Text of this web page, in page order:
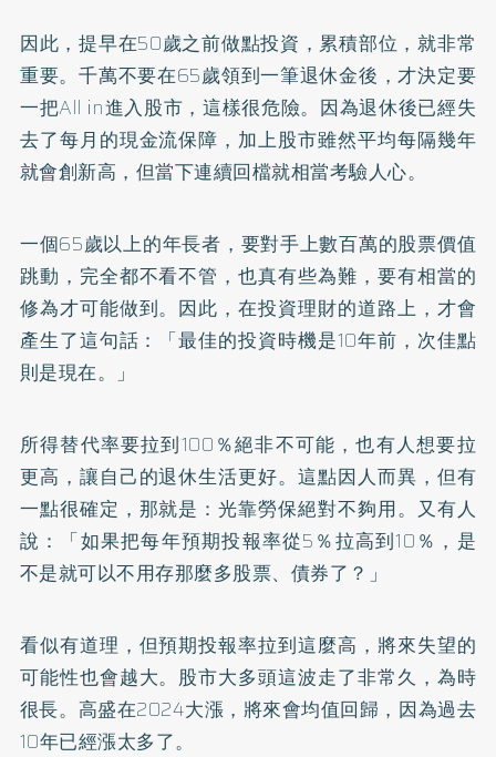
因此，提早在50歲之前做點投資，累積部位，就非常
重要。千萬不要在65歲領到一筆退休金後，才決定要
一把All in進入股市，這樣很危險。因為退休後已經失
去了每月的現金流保障，加上股市雖然平均每隔幾年
就會創新高，但當下連續回檔就相當考驗人心。
一個65歲以上的年長者，要對手上數百萬的股票價值
跳動，完全都不看不管，也真有些為難，要有相當的
修為才可能做到。因此，在投資理財的道路上，才會
產生了這句話：「最佳的投資時機是10年前，次佳點
則是現在。」
所得替代率要拉到100％絕非不可能，也有人想要拉
更高，讓自己的退休生活更好。這點因人而異，但有
一點很確定，那就是：光靠勞保絕對不夠用。又有人
說：「如果把每年預期投報率從5％拉高到10％，是
不是就可以不用存那麼多股票、債券了？」
看似有道理，但預期投報率拉到這麼高，將來失望的
可能性也會越大。股市大多頭這波走了非常久，為時
很長。高盛在2024大漲，將來會均值回歸，因為過去
10年已經漲太多了。